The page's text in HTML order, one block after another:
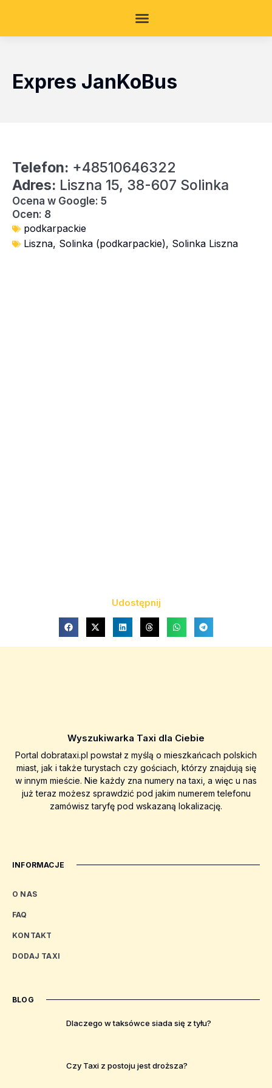
Expres JanKoBus
Telefon: +48510646322
Adres: Liszna 15, 38-607 Solinka
Ocena w Google: 5
Ocen: 8
podkarpackie
Liszna, Solinka (podkarpackie), Solinka Liszna
Udostępnij
Wyszukiwarka Taxi dla Ciebie
Portal dobrataxi.pl powstał z myślą o mieszkańcach polskich
miast, jak i także turystach czy gościach, którzy znajdują się
w innym mieście. Nie każdy zna numery na taxi, a więc u nas
już teraz możesz sprawdzić pod jakim numerem telefonu
zamówisz taryfę pod wskazaną lokalizację.
INFORMACJE
O NAS
FAQ
KONTAKT
DODAJ TAXI
BLOG
Dlaczego w taksówce siada się z tyłu?
Czy Taxi z postoju jest droższa?